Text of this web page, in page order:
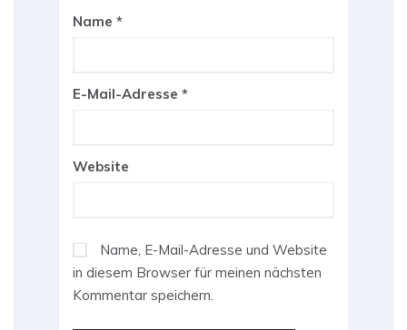
Name *
E-Mail-Adresse *
Website
Name, E-Mail-Adresse und Website
in diesem Browser für meinen nächsten
Kommentar speichern.